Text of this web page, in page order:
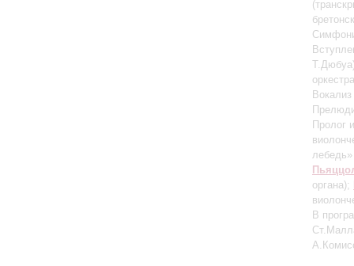
Вокализ
Пролог
органа);
В